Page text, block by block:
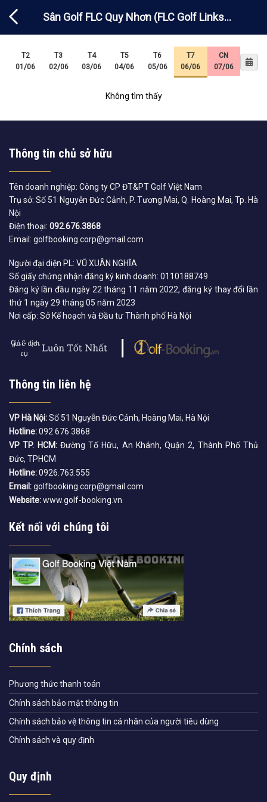
đến
Sân Golf FLC Quy Nhơn (FLC Golf Links
Quy Nhơn)-Domestic
T2
01/06
T3
02/06
T4
03/06
T5
04/06
T6
05/06
T7
06/06
CN
07/06
Không tìm thấy
Thông tin chủ sở hữu
Tên doanh nghiệp: Công ty CP ĐT&PT Golf Việt Nam
Trụ sở: Số 51 Nguyễn Đức Cảnh, P. Tương Mai, Q. Hoàng Mai, Tp. Hà
Nội
Điện thoại: 092.676.3868
Email: golfbooking.corp@gmail.com
Người đại diện PL: VŨ XUÂN NGHĨA
Số giấy chứng nhận đăng ký kinh doanh: 0110188749
Đăng ký lần đầu ngày 22 tháng 11 năm 2022, đăng ký thay đổi lần
thứ 1 ngày 29 tháng 05 năm 2023
Nơi cấp: Sở Kế hoạch và Đầu tư Thành phố Hà Nội
Thông tin liên hệ
VP Hà Nội:Số 51 Nguyễn Đức Cảnh, Hoàng Mai, Hà Nội
Hotline:092 676 3868
VP TP. HCM:Đường Tố Hữu, An Khánh, Quận 2, Thành Phố Thủ
Đức, TPHCM
Hotline:0926.763.555
Email:golfbooking.corp@gmail.com
Website:www.golf-booking.vn
Kết nối với chúng tôi
Chính sách
Phương thức thanh toán
Chính sách bảo mật thông tin
Chính sách bảo vệ thông tin cá nhân của người tiêu dùng
Chính sách và quy định
Quy định